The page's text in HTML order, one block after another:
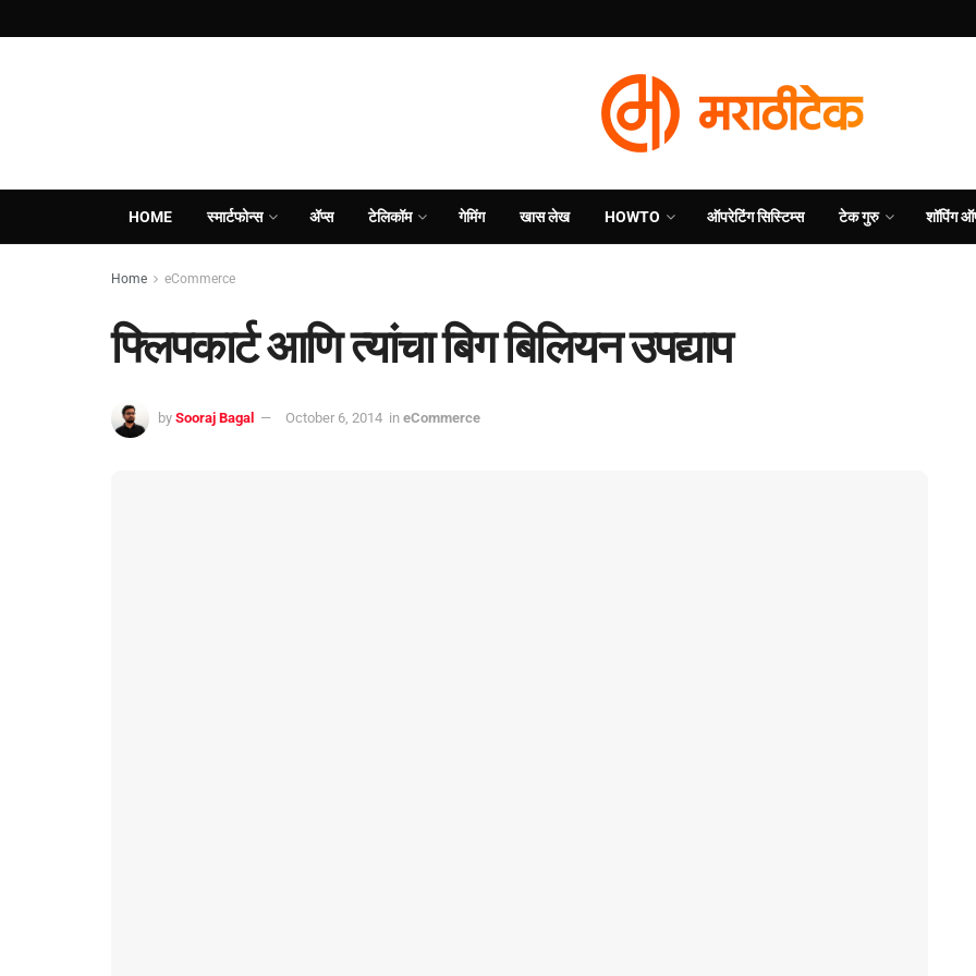
HOME स्मार्टफोन्स ॲप्स टेलिकॉम गेमिंग खास लेख HOWTO ऑपरेटिंग सिस्टिम्स टेक गुरु शॉपिंग
Home eCommerce
फ्लिपकार्ट आणि त्यांचा बिग बिलियन उपद्याप
by Sooraj Bagal October 6, 2014 in eCommerce